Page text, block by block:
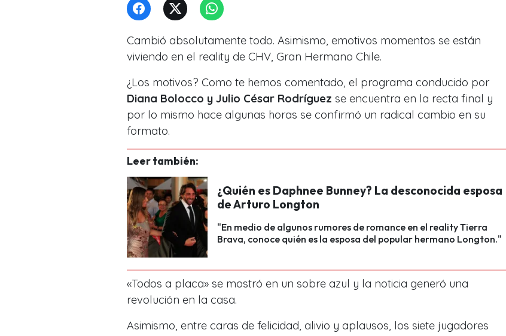
Cambió absolutamente todo. Asimismo, emotivos momentos se están
viviendo en el reality de CHV, Gran Hermano Chile.
¿Los motivos? Como te hemos comentado, el programa conducido por
Diana Bolocco y Julio César Rodríguez se encuentra en la recta final y
por lo mismo hace algunas horas se confirmó un radical cambio en su
formato.
Leer también:
¿Quién es Daphnee Bunney? La desconocida esposa
de Arturo Longton
"En medio de algunos rumores de romance en el reality Tierra
Brava, conoce quién es la esposa del popular hermano Longton."
«Todos a placa» se mostró en un sobre azul y la noticia generó una
revolución en la casa.
Asimismo, entre caras de felicidad, alivio y aplausos, los siete jugadores